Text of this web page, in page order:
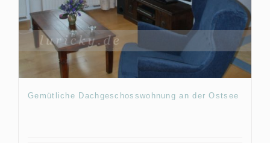
Gemütliche Dachgeschosswohnung an der Ostsee